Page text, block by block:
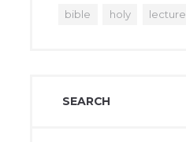
bible holy lecture
SEARCH